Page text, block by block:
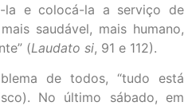
la e colocá-la a serviço de
saudável, mais humano,
(Laudato si, 91 e 112).
de todos, “tudo está
No último sábado, em